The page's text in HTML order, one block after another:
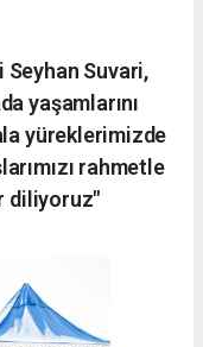
Seyhan Suvari,
yaşamlarını
yüreklerimizde
rahmetle
diliyoruz"